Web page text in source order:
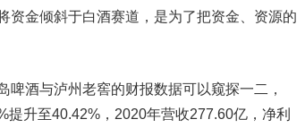
资金倾斜于白酒赛道，是为了把资金、资源的
啤酒与泸州老窖的财报数据可以窥探一二，
升至40.42%，2020年营收277.60亿，净利